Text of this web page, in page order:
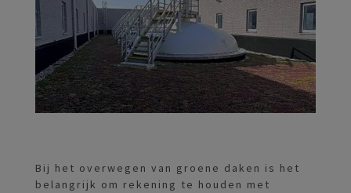
Bij het overwegen van groene daken is het
belangrijk om rekening te houden met